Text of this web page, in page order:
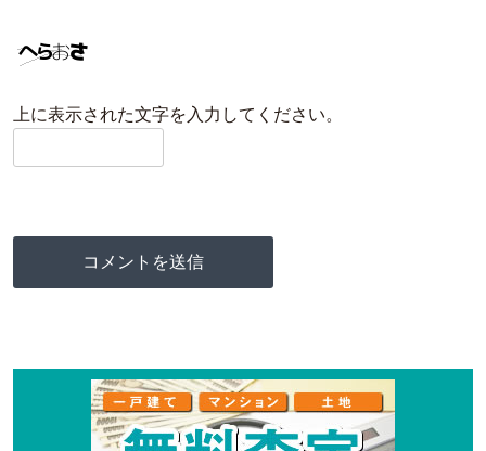
上に表示された文字を入力してください。